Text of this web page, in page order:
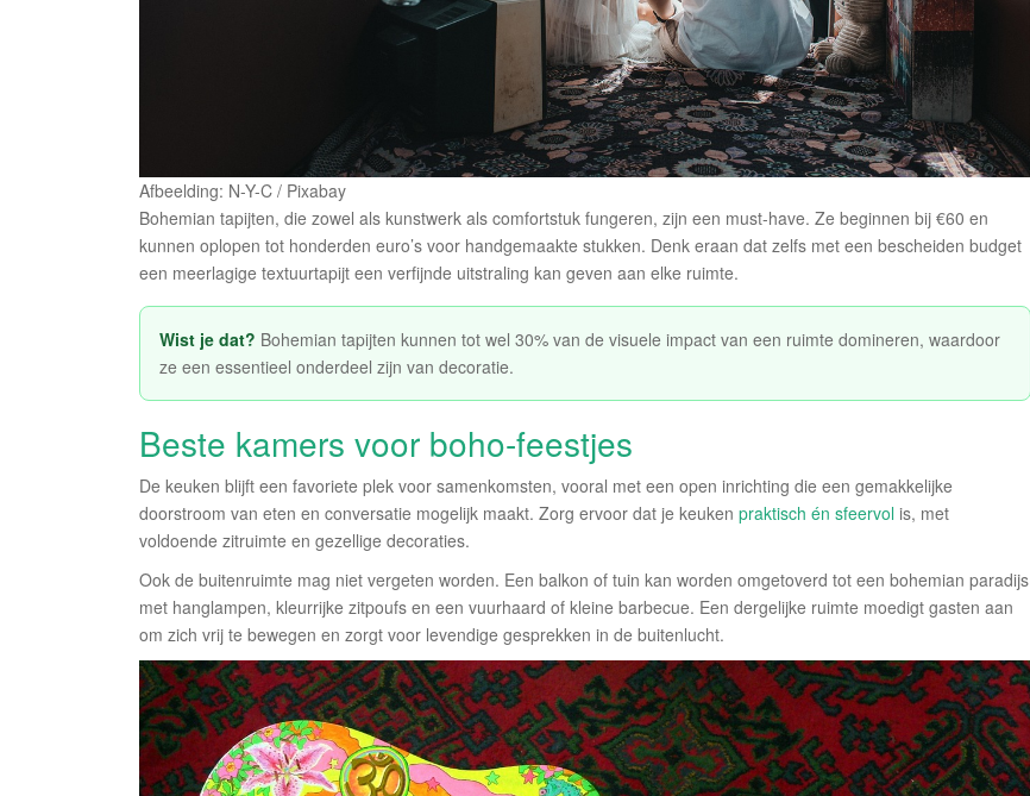
Afbeelding: N-Y-C / Pixabay
Bohemian tapijten, die zowel als kunstwerk als comfortstuk fungeren, zijn een must-have. Ze beginnen bij €60 en
kunnen oplopen tot honderden euro’s voor handgemaakte stukken. Denk eraan dat zelfs met een bescheiden budget
een meerlagige textuurtapijt een verfijnde uitstraling kan geven aan elke ruimte.
Wist je dat? Bohemian tapijten kunnen tot wel 30% van de visuele impact van een ruimte domineren, waardoor
ze een essentieel onderdeel zijn van decoratie.
Beste kamers voor boho-feestjes
De keuken blijft een favoriete plek voor samenkomsten, vooral met een open inrichting die een gemakkelijke
doorstroom van eten en conversatie mogelijk maakt. Zorg ervoor dat je keuken praktisch én sfeervol is, met
voldoende zitruimte en gezellige decoraties.
Ook de buitenruimte mag niet vergeten worden. Een balkon of tuin kan worden omgetoverd tot een bohemian paradijs
met hanglampen, kleurrijke zitpoufs en een vuurhaard of kleine barbecue. Een dergelijke ruimte moedigt gasten aan
om zich vrij te bewegen en zorgt voor levendige gesprekken in de buitenlucht.